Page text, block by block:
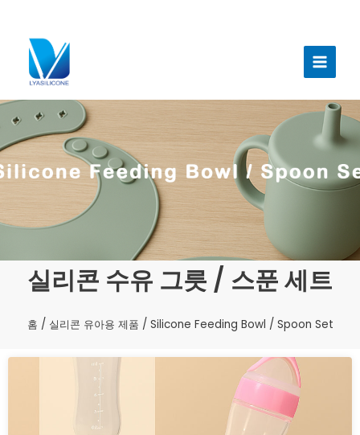
너
기
인
메
뉴
실리콘 수유 그릇 / 스푼 세트
홈 / 실리콘 유아용 제품 / Silicone Feeding Bowl / Spoon Set